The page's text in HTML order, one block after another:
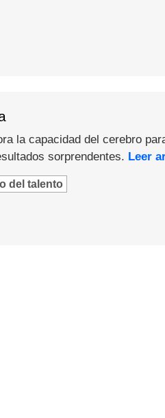
la capacidad del cerebro
sorprendentes. Leer
del talento